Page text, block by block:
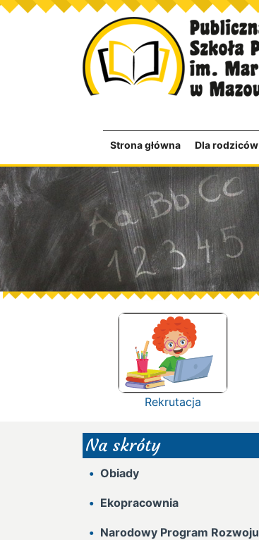
Strona główna Dla rodziców
Rekrutacja
Na skróty
Obiady
Ekopracownia
Narodowy Program Rozwoju